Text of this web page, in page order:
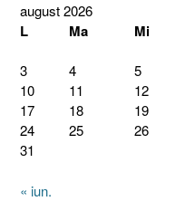
august 2026
L Ma Mi
3
4 5
10
11 12
17
18 19
24
25 26
31
« iun.